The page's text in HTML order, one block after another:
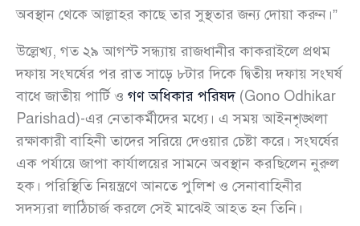
অবস্থান থেকে আল্লাহর কাছে তার সুস্থতার জন্য দোয়া করুন।”
উল্লেখ্য, গত ২৯ আগস্ট সন্ধ্যায় রাজধানীর কাকরাইলে প্রথম
দফায় সংঘর্ষের পর রাত সাড়ে ৮টার দিকে দ্বিতীয় দফায় সংঘর্ষ
বাধে জাতীয় পার্টি ও গণ অধিকার পরিষদ(Gono Odhikar
Parishad)-এর নেতাকর্মীদের মধ্যে। এ সময় আইনশৃঙ্খলা
রক্ষাকারী বাহিনী তাদের সরিয়ে দেওয়ার চেষ্টা করে। সংঘর্ষের
এক পর্যায়ে জাপা কার্যালয়ের সামনে অবস্থান করছিলেন নুরুল
হক। পরিস্থিতি নিয়ন্ত্রণে আনতে পুলিশ ও সেনাবাহিনীর
সদস্যরা লাঠিচার্জ করলে সেই মাঝেই আহত হন তিনি।